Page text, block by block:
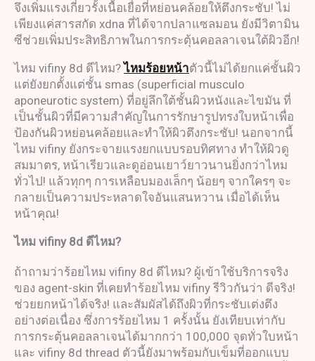
จึงเพิ่มแรงเกี่ยวรั้งเนื้อเยื่อที่หย่อนคล้อยให้ตึงกระชับ! ไม่
เพียงแค่สารสกัด xdna ที่ได้จากปลาแซลมอน ยังมีวิตามิน
ซีช่วยเพิ่มประสิทธิภาพในการกระตุ้นคอลลาเจนใต้ผิวอีก!
ไหม vifiny 8d ดีไหม?ไหมร้อยหน้าตัวนี้ไม่ได้ยกแค่ชั้นผิว
แต่ยังยกตั้งแต่ชั้น smas (superficial musculo
aponeurotic system) ที่อยู่ลึกใต้ชั้นผิวหนังและไขมัน ที่
เป็นชั้นผิวที่มีความสำคัญในการรักษารูปทรงใบหน้าเพื่อ
ป้องกันผิวหย่อนคล้อยและทำให้ผิวตึงกระชับ! นอกจากนี้
ไหม vifiny ยังกระจายแรงยกแบบรอบทิศทาง ทำให้ผิวดู
สมมาตร, หน้าเรียวและดูอ่อนเยาว์ยาวนานยิ่งกว่าไหม
ทั่วไป! แล้วทุกๆ การเหลือบมองเล็กๆ น้อยๆ จากใครๆ จะ
กลายเป็นความประหลาดใจอันแสนหวาน เมื่อได้เห็น
หน้าคุณ!
ไหม vifiny 8d ดีไหม?
ถ้าถามว่าร้อยไหม vifiny 8d ดีไหม? ผู้เข้าใช้บริการจริง
ของ agent-skin ที่เคยทำร้อยไหม vifiny รีวิวกันว่า ดีจริง!
ช่วยยกหน้าได้จริง! และสัมผัสได้ถึงผิวที่กระชับเต่งตึง
อย่างต่อเนื่อง ซึ่งการร้อยไหม 1 ครั้งนั้น ยังเทียบเท่ากับ
การกระตุ้นคอลลาเจนได้มากกว่า 100,000 จุดทั่วใบหน้า
และ vifiny 8d thread ตัวนี้ยังมาพร้อมกับเข็มที่ออกแบบ